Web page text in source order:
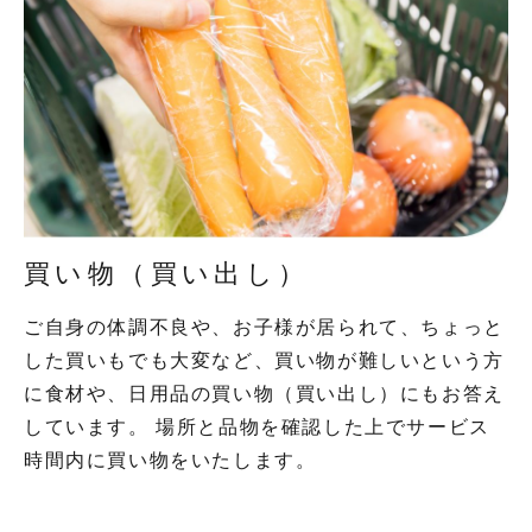
買い物（買い出し）
ご自身の体調不良や、お子様が居られて、ちょっと
した買いもでも大変など、買い物が難しいという方
に食材や、日用品の買い物（買い出し）にもお答え
しています。 場所と品物を確認した上でサービス
時間内に買い物をいたします。